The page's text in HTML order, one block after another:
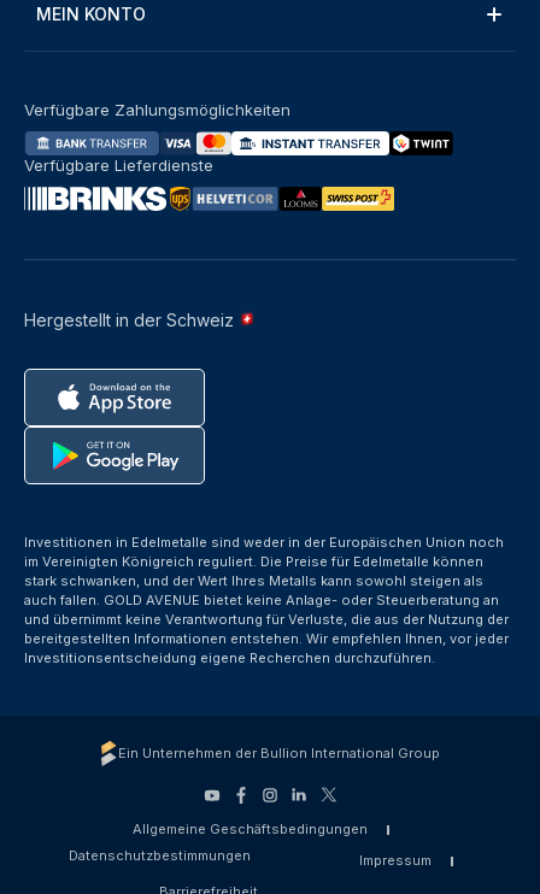
MEIN KONTO
Hergestellt in der Schweiz
Verfügbare Zahlungsmöglichkeiten
Verfügbare Lieferdienste
Investitionen in Edelmetalle sind weder in der Europäischen Union noch
im Vereinigten Königreich reguliert. Die Preise für Edelmetalle können
stark schwanken, und der Wert Ihres Metalls kann sowohl steigen als
auch fallen. GOLD AVENUE bietet keine Anlage- oder Steuerberatung an
und übernimmt keine Verantwortung für Verluste, die aus der Nutzung der
bereitgestellten Informationen entstehen. Wir empfehlen Ihnen, vor jeder
Investitionsentscheidung eigene Recherchen durchzuführen.
Ein Unternehmen der Bullion International Group
Allgemeine Geschäftsbedingungen
Datenschutzbestimmungen
Impressum